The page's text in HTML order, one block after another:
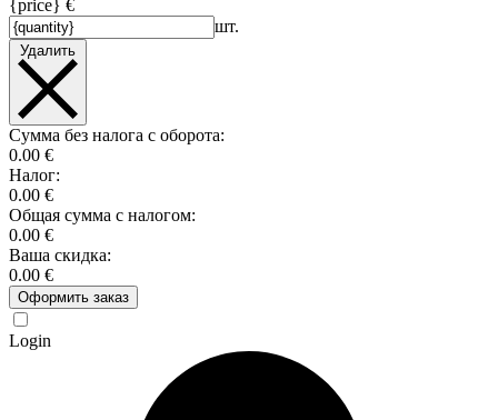
{price} €
шт.
Удалить
Сумма без налога с оборота:
0.00 €
Налог:
0.00 €
Общая сумма с налогом:
0.00 €
Ваша скидка:
0.00 €
Оформить заказ
Login